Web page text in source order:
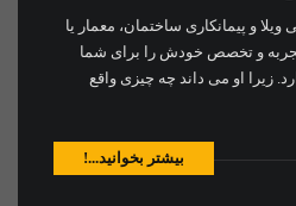
و پیمانکاری ساختمان، معمار یا
و تخصص خودش را برای شما
زیرا او می داند چه چیزی واقع
بیشتر بخوانید...!